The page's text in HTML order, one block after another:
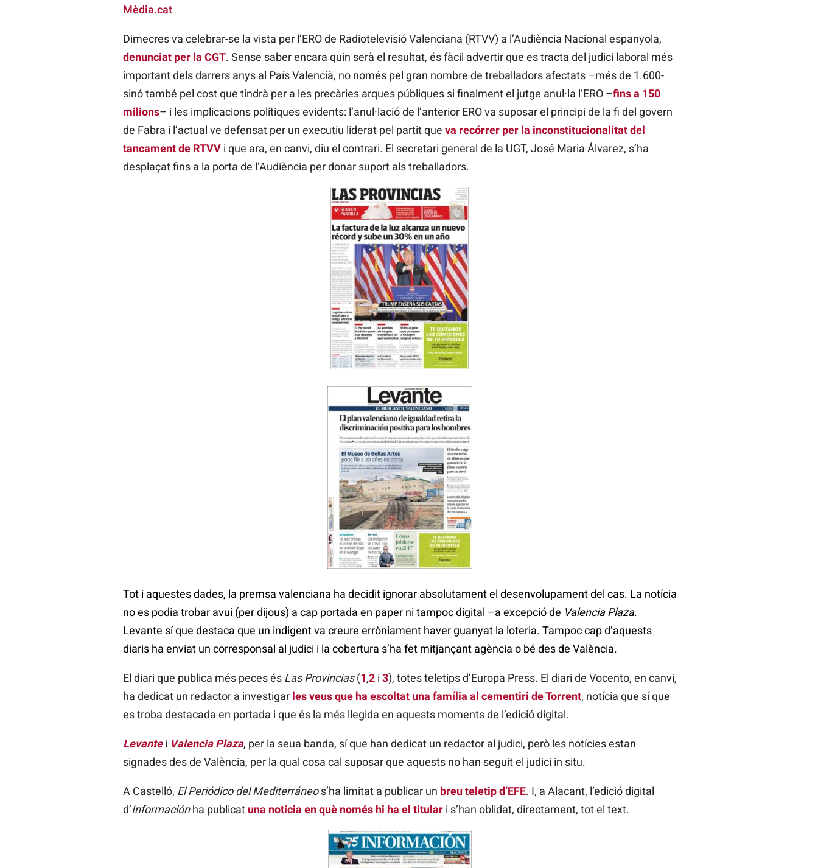
Mèdia.cat
Dimecres va celebrar-se la vista per l’ERO de Radiotelevisió Valenciana (RTVV) a l’Audiència Nacional espanyola,
denunciat per la CGT. Sense saber encara quin serà el resultat, és fàcil advertir que es tracta del judici laboral més
important dels darrers anys al País Valencià, no només pel gran nombre de treballadors afectats –més de 1.600-
sinó també pel cost que tindrà per a les precàries arques públiques si finalment el jutge anul·la l’ERO –fins a 150
milions– i les implicacions polítiques evidents: l’anul·lació de l’anterior ERO va suposar el principi de la fi del govern
de Fabra i l’actual ve defensat per un executiu liderat pel partit que va recórrer per la inconstitucionalitat del
tancament de RTVVi que ara, en canvi, diu el contrari. El secretari general de la UGT, José Maria Álvarez, s’ha
desplaçat fins a la porta de l’Audiència per donar suport als treballadors.
Tot i aquestes dades, la premsa valenciana ha decidit ignorar absolutament el desenvolupament del cas. La notícia
no es podia trobar avui (per dijous) a cap portada en paper ni tampoc digital –a excepció de Valencia Plaza.
Levante sí que destaca que un indigent va creure erròniament haver guanyat la loteria. Tampoc cap d’aquests
diaris ha enviat un corresponsal al judici i la cobertura s’ha fet mitjançant agència o bé des de València.
El diari que publica més peces és Las Provincias(1,2i 3), totes teletips d’Europa Press. El diari de Vocento, en canvi,
ha dedicat un redactor a investigar les veus que ha escoltat una família al cementiri de Torrent, notícia que sí que
es troba destacada en portada i que és la més llegida en aquests moments de l’edició digital.
Levante i Valencia Plaza, per la seua banda, sí que han dedicat un redactor al judici, però les notícies estan
signades des de València, per la qual cosa cal suposar que aquests no han seguit el judici in situ.
A Castelló, El Periódico del Mediterráneos’ha limitat a publicar un breu teletip d’EFE. I, a Alacant, l’edició digital
d’Informaciónha publicatuna notícia en què només hi ha el titulari s’han oblidat, directament, tot el text.